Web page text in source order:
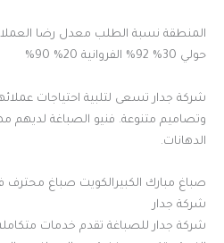
حولي 30% 92% الفروانية 20% 90%
شركة جدار تسعى لتلبية احتياجات
وتصاميم متنوعة. فنيو الصباغة لديهم
الدهانات.
صباغ مبارك الكبيرالكويت صباغ
شركة جدار
شركة جدار للصباغة تقدم خدمات